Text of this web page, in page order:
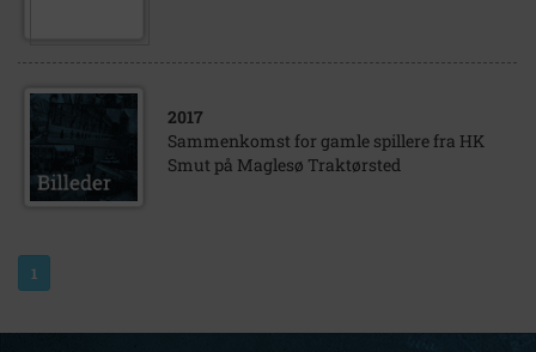
2017
Sammenkomst for gamle spillere fra HK
Smut på Maglesø Traktørsted
1